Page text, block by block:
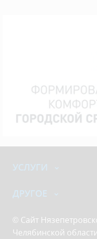
УСЛУГИ
ДРУГОЕ
© Сайт
Челябинской